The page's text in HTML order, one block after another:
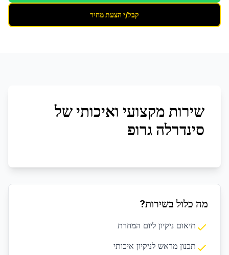
קבל/י הצעת מחיר
שירות מקצועי ואיכותי של
סינדרלה גרופ
מה כלול בשירות?
תיאום ניקיון ליום המחרת
תכנון מראש לניקיון איכותי